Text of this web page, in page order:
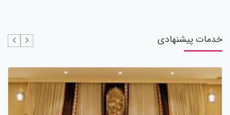
خدمات پیشنهادی